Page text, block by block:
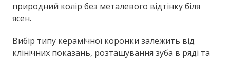
природний колір без металевого відтінку біля
ясен.
Вибір типу керамічної коронки залежить від
клінічних показань, розташування зуба в ряді та